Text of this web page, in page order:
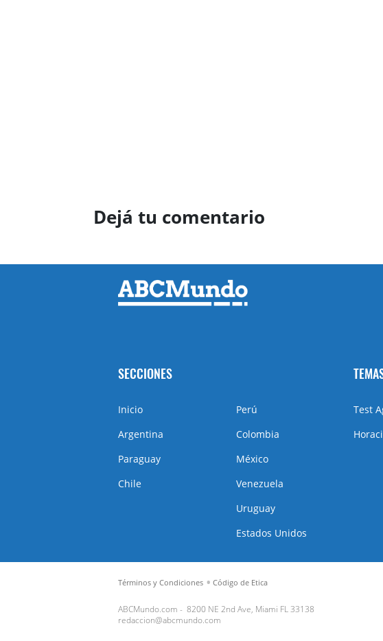
Dejá tu comentario
SECCIONES
Inicio
Argentina
Paraguay
Chile
Perú
Colombia
México
Venezuela
Uruguay
Estados Unidos
Test
Términos y Condiciones Código de Etica
ABCMundo.com - 8200 NE 2nd Ave, Miami FL 33138
redaccion@abcmundo.com